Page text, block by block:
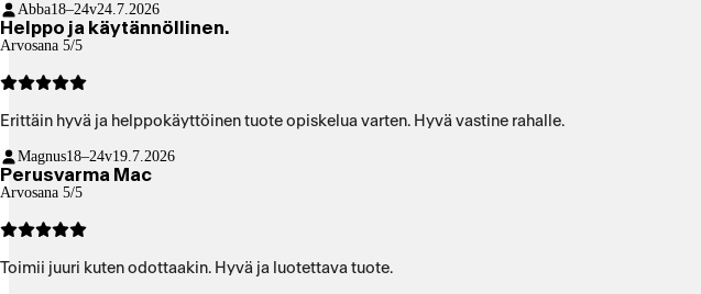
Abba18–24v24.7.2026
Helppo ja käytännöllinen.
Arvosana 5/5
Erittäin hyvä ja helppokäyttöinen tuote opiskelua varten. Hyvä vastine rahalle.
Magnus18–24v19.7.2026
Perusvarma Mac
Arvosana 5/5
Toimii juuri kuten odottaakin. Hyvä ja luotettava tuote.